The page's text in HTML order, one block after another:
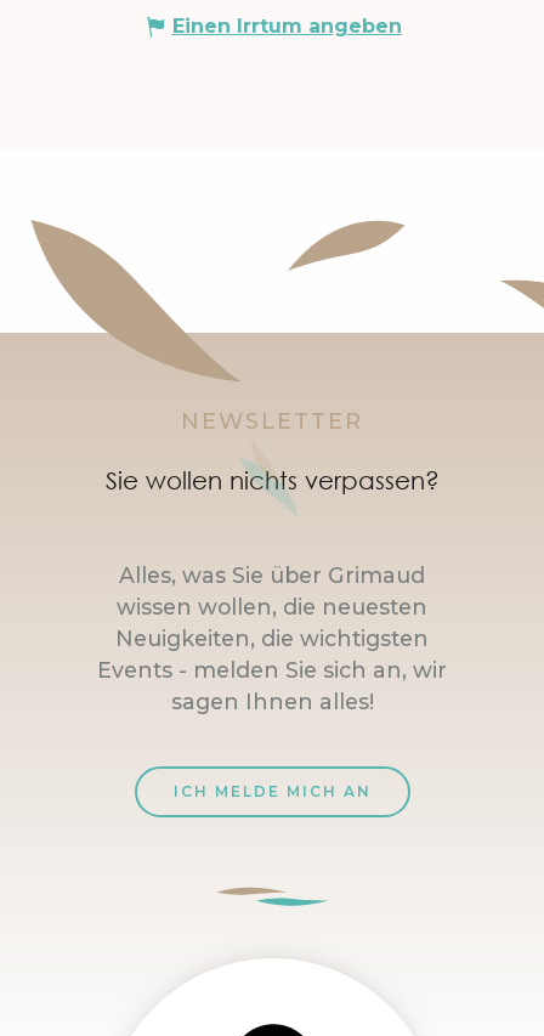
Einen Irrtum angeben
NEWSLETTER
Sie wollen nichts verpassen?
Alles, was Sie über Grimaud
wissen wollen, die neuesten
Neuigkeiten, die wichtigsten
Events - melden Sie sich an, wir
sagen Ihnen alles!
ICH MELDE MICH AN